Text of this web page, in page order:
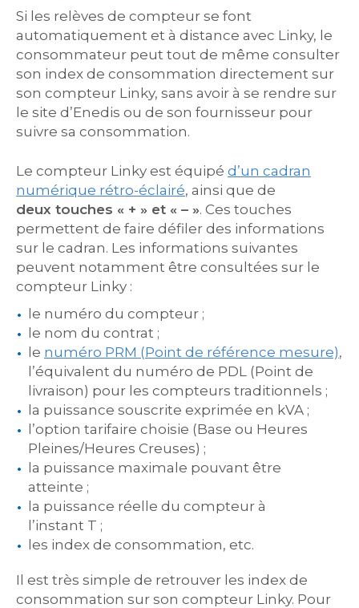
Si les relèves de compteur se font
automatiquement et à distance avec Linky, le
consommateur peut tout de même consulter
son index de consommation directement sur
son compteur Linky, sans avoir à se rendre sur
le site d’Enedis ou de son fournisseur pour
suivre sa consommation.
Le compteur Linky est équipé d’un cadran
numérique rétro-éclairé, ainsi que de
deux touches « + » et « – ». Ces touches
permettent de faire défiler des informations
sur le cadran. Les informations suivantes
peuvent notamment être consultées sur le
compteur Linky :
le numéro du compteur ;
le nom du contrat ;
le numéro PRM (Point de référence mesure),
l’équivalent du numéro de PDL (Point de
livraison) pour les compteurs traditionnels ;
la puissance souscrite exprimée en kVA ;
l’option tarifaire choisie (Base ou Heures
Pleines/Heures Creuses) ;
la puissance maximale pouvant être
atteinte ;
la puissance réelle du compteur à
l’instant T ;
les index de consommation, etc.
Il est très simple de retrouver les index de
consommation sur son compteur Linky. Pour